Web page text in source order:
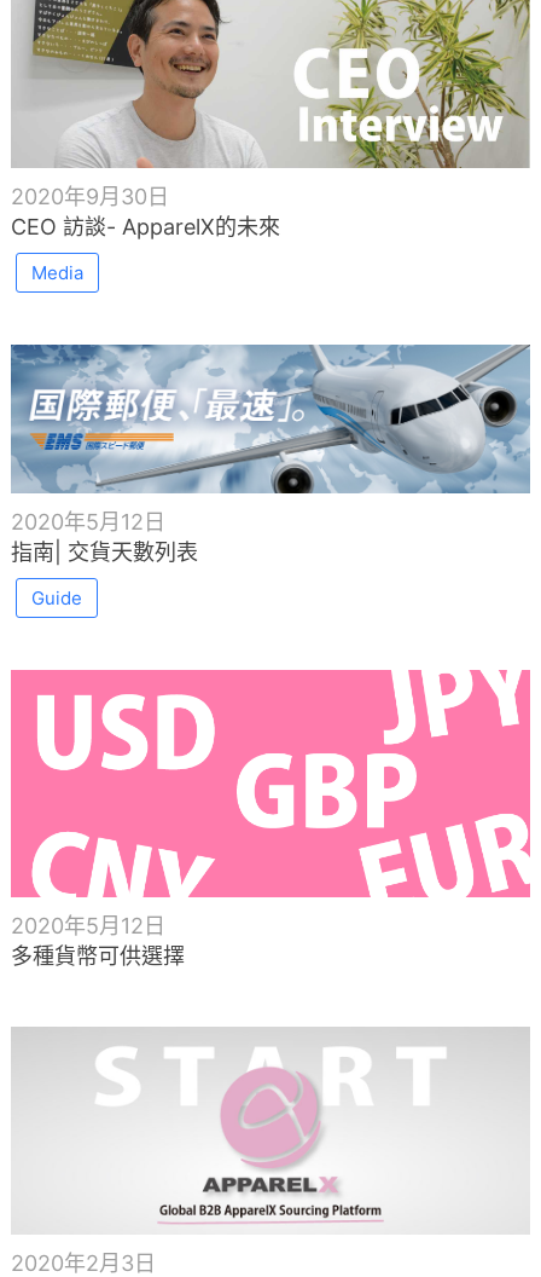
2020年9月30日
CEO 訪談- ApparelX的未來
Media
2020年5月12日
指南| 交貨天數列表
Guide
2020年5月12日
多種貨幣可供選擇
2020年2月3日